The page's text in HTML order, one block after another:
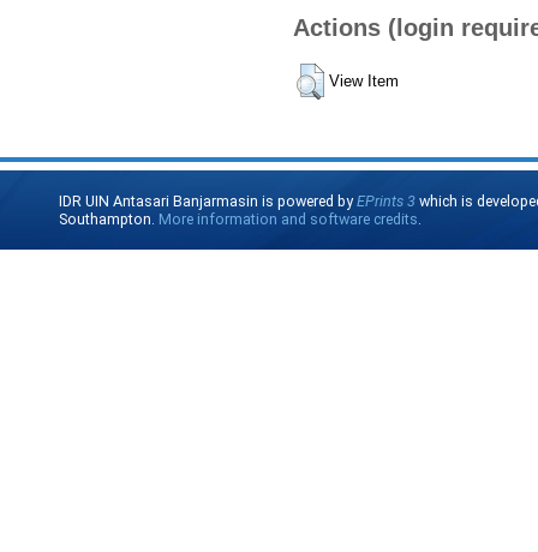
Actions (login
View Item
IDR UIN Antasari Banjarmasin is powered byEPrints 3 which is
Southampton. More information and software credits.